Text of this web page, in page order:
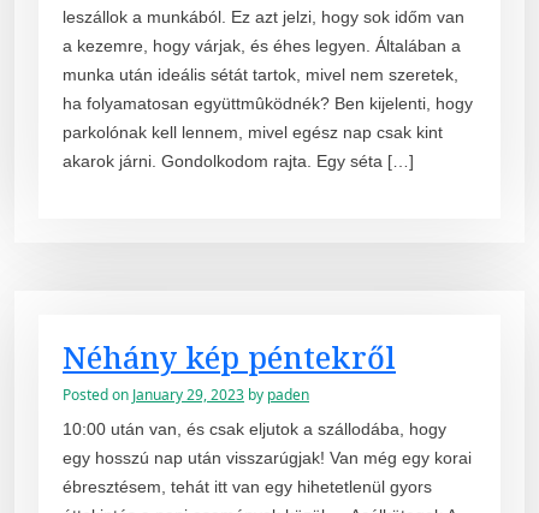
leszállok a munkából. Ez azt jelzi, hogy sok időm van
a kezemre, hogy várjak, és éhes legyen. Általában a
munka után ideális sétát tartok, mivel nem szeretek,
ha folyamatosan együttmûködnék? Ben kijelenti, hogy
parkolónak kell lennem, mivel egész nap csak kint
akarok járni. Gondolkodom rajta. Egy séta […]
Néhány kép péntekről
Posted on January 29, 2023 by paden
10:00 után van, és csak eljutok a szállodába, hogy
egy hosszú nap után visszarúgjak! Van még egy korai
ébresztésem, tehát itt van egy hihetetlenül gyors